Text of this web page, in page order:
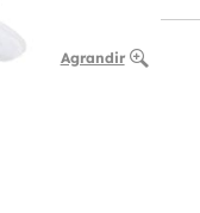
Agrandir